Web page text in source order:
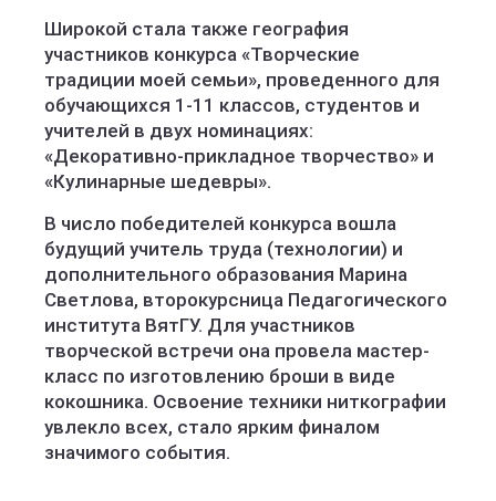
Широкой стала также география
участников конкурса «Творческие
традиции моей семьи», проведенного для
обучающихся 1-11 классов, студентов и
учителей в двух номинациях:
«Декоративно-прикладное творчество» и
«Кулинарные шедевры».
В число победителей конкурса вошла
будущий учитель труда (технологии) и
дополнительного образования Марина
Светлова, второкурсница Педагогического
института ВятГУ. Для участников
творческой встречи она провела мастер-
класс по изготовлению броши в виде
кокошника. Освоение техники ниткографии
увлекло всех, стало ярким финалом
значимого события.